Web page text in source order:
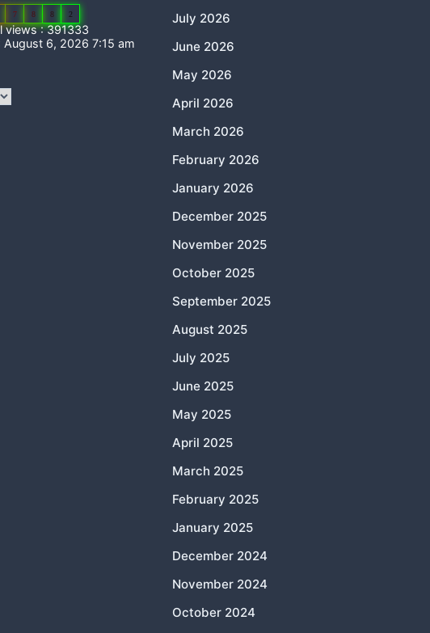
7 8 8 2
views : 391333
6, 2026 7:15 am
July 2026
June 2026
May 2026
April 2026
March 2026
February 2026
January 2026
December 2025
November 2025
October 2025
September 2025
August 2025
July 2025
June 2025
May 2025
April 2025
March 2025
February 2025
January 2025
December 2024
November 2024
October 2024